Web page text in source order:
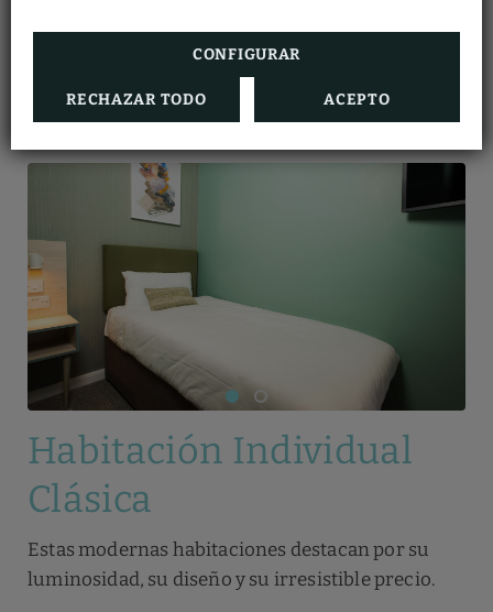
CONFIGURAR
RECHAZAR TODO ACEPTO
Habitación Individual
Clásica
Estas modernas habitaciones destacan por su
luminosidad, su diseño y su irresistible precio.